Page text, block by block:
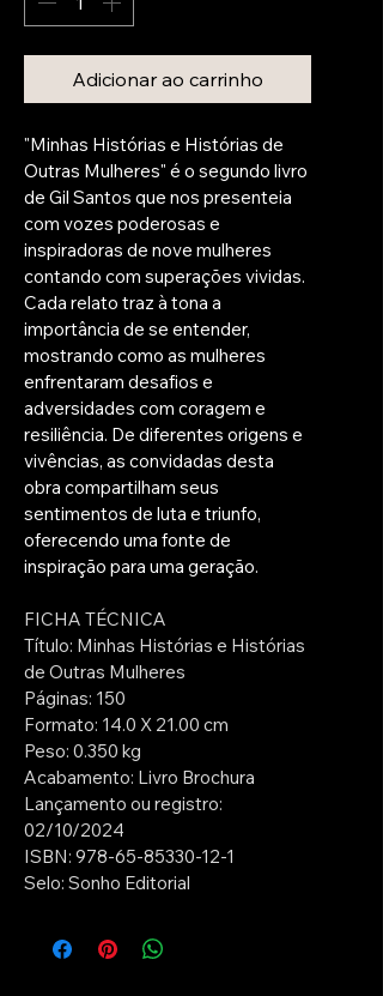
Adicionar ao carrinho
"Minhas Histórias e Histórias de
Outras Mulheres" é o segundo livro
de Gil Santos que nos presenteia
com vozes poderosas e
inspiradoras de nove mulheres
contando com superações vividas.
Cada relato traz à tona a
importância de se entender,
mostrando como as mulheres
enfrentaram desafios e
adversidades com coragem e
resiliência. De diferentes origens e
vivências, as convidadas desta
obra compartilham seus
sentimentos de luta e triunfo,
oferecendo uma fonte de
inspiração para uma geração.
FICHA TÉCNICA
Título: Minhas Histórias e Histórias
de Outras Mulheres
Páginas: 150
Formato: 14.0 X 21.00 cm
Peso: 0.350 kg
Acabamento: Livro Brochura
Lançamento ou registro:
02/10/2024
ISBN: 978-65-85330-12-1
Selo: Sonho Editorial